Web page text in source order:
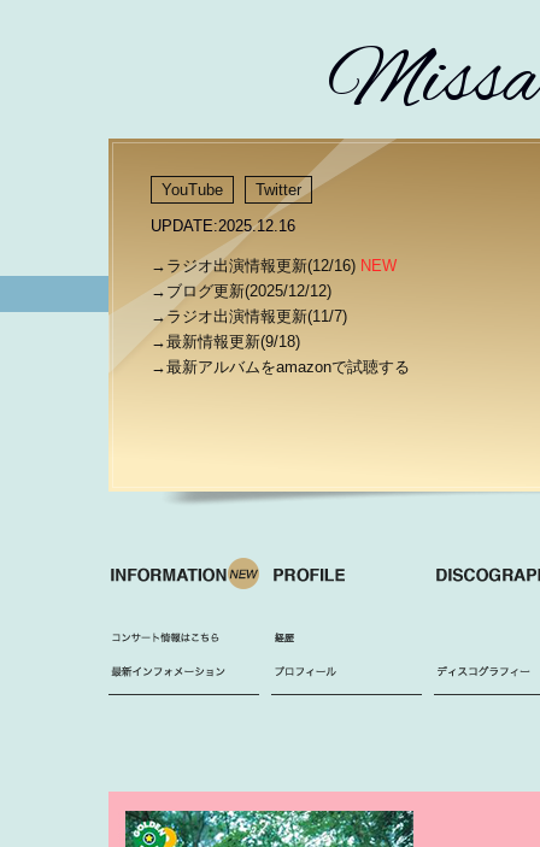
Missa
YouTube
Twitter
UPDATE:2025.12.16
→ラジオ出演情報更新(12/16) NEW
→ブログ更新(2025/12/12)
→ラジオ出演情報更新(11/7)
→最新情報更新(9/18)
→最新アルバムをamazonで試聴する